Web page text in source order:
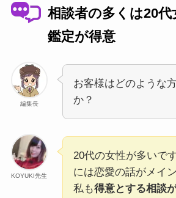
相談者の多くは20代
鑑定が得意
編集長
お客様はどのような
か？
KOYUKI先生
20代の女性が多いで
には恋愛の話がメイン
私も得意とする相談